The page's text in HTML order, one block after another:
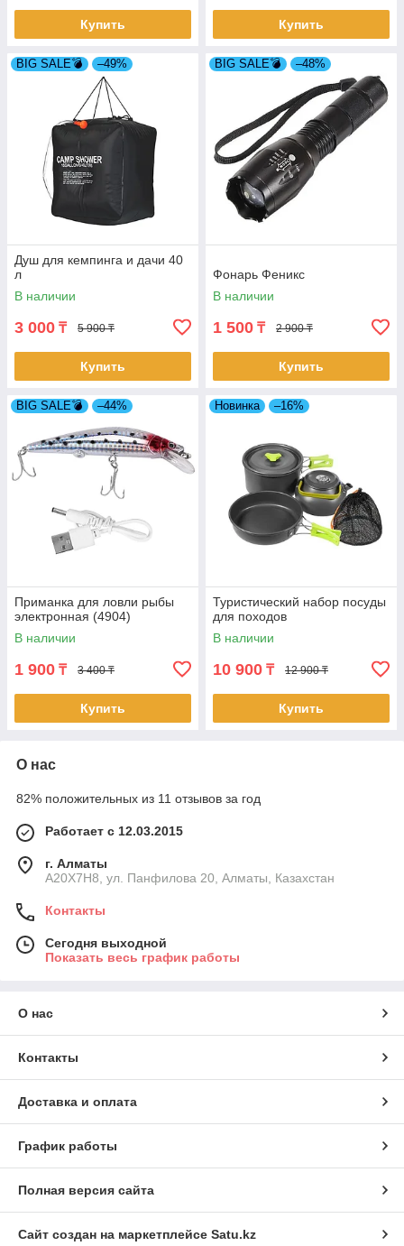
Купить Купить
BIG SALE💣 –49%
Душ для кемпинга и дачи 40
л
В наличии
3 000 ₸ 5 900 ₸
Купить
BIG SALE💣 –48%
Фонарь Феникс
В наличии
1 500 ₸ 2 900 ₸
Купить
BIG SALE💣 –44%
Приманка для ловли рыбы
электронная (4904)
В наличии
1 900 ₸ 3 400 ₸
Купить
Новинка –16%
Туристический набор посуды
для походов
В наличии
10 900 ₸ 12 900 ₸
Купить
О нас
82% положительных из 11 отзывов за год
Работает с 12.03.2015
г. Алматы
A20X7H8, ул. Панфилова 20, Алматы, Казахстан
Контакты
Сегодня выходной
Показать весь график работы
О нас
Контакты
Доставка и оплата
График работы
Полная версия сайта
Сайт создан на маркетплейсе Satu.kz